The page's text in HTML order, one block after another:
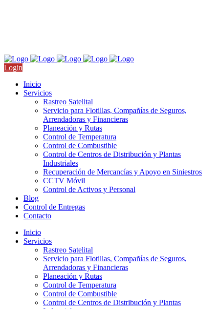
Login
Inicio
Servicios
Rastreo Satelital
Servicio para Flotillas, Compañías de Seguros,
Arrendadoras y Financieras
Planeación y Rutas
Control de Temperatura
Control de Combustible
Control de Centros de Distribución y Plantas
Industriales
Recuperación de Mercancías y Apoyo en Siniestros
CCTV Móvil
Control de Activos y Personal
Blog
Control de Entregas
Contacto
Inicio
Servicios
Rastreo Satelital
Servicio para Flotillas, Compañías de Seguros,
Arrendadoras y Financieras
Planeación y Rutas
Control de Temperatura
Control de Combustible
Control de Centros de Distribución y Plantas